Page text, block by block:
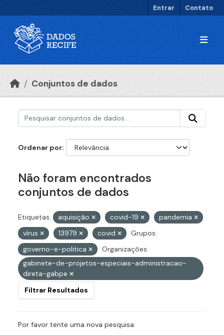
Entrar Contato
Conjuntos de dados
Ordenar por
Não foram encontrados
conjuntos de dados
Etiquetas: aquisição covid-19
pandemia
vírus
13979 covid
Grupos:
governo-e-politica
Organizações:
gabinete-de-projetos-especiais-administracao-
direta-gabpe
Filtrar Resultados
Por favor tente uma nova pesquisa.